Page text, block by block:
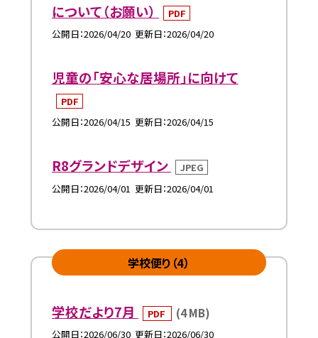
について（お願い）
PDF
公開日 2026/04/20 更新日 2026/04/20
児童の「安心な居場所」に向けて
PDF
公開日 2026/04/15 更新日 2026/04/15
R8グランドデザイン
JPEG
公開日 2026/04/01 更新日 2026/04/01
学校便り（4）
学校だより7月 PDF (4 MB)
公開日 2026/06/30 更新日 2026/06/30